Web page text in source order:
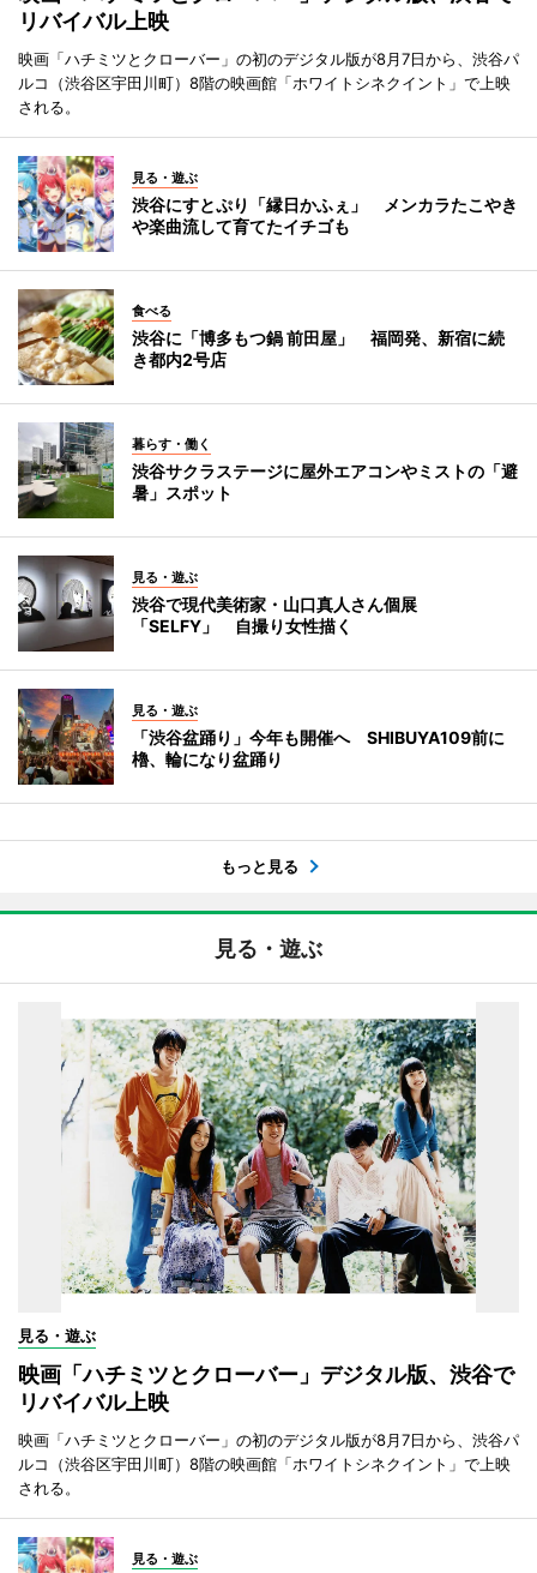
リバイバル上映
映画「ハチミツとクローバー」の初のデジタル版が8月7日から、渋谷パ
ルコ（渋谷区宇田川町）8階の映画館「ホワイトシネクイント」で上映
される。
見る・遊ぶ
渋谷にすとぷり「縁日かふぇ」 メンカラたこやき
や楽曲流して育てたイチゴも
食べる
渋谷に「博多もつ鍋 前田屋」 福岡発、新宿に続
き都内2号店
暮らす・働く
渋谷サクラステージに屋外エアコンやミストの「避
暑」スポット
見る・遊ぶ
渋谷で現代美術家・山口真人さん個展
「SELFY」 自撮り女性描く
見る・遊ぶ
「渋谷盆踊り」今年も開催へ SHIBUYA109前に
櫓、輪になり盆踊り
もっと見る
見る・遊ぶ
見る・遊ぶ
映画「ハチミツとクローバー」デジタル版、渋谷で
リバイバル上映
映画「ハチミツとクローバー」の初のデジタル版が8月7日から、渋谷パ
ルコ（渋谷区宇田川町）8階の映画館「ホワイトシネクイント」で上映
される。
見る・遊ぶ